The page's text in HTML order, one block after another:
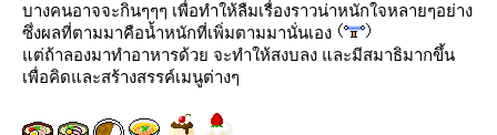
บางคนอาจจะกินๆๆๆ เพื่อทำให้ลืมเรื่องราวน่าหนักใจหลายๆอย่าง
ซึ่งผลที่ตามมาคือน้ำหนักที่เพิ่มตามมานั่นเอง
ต่ถ้าลองมาทำอาหารด้วย จะทำให้สงบลง และมีสมาธิมากขึ้น
เพื่อคิดและสร้างสรรค์เมนูต่างๆ